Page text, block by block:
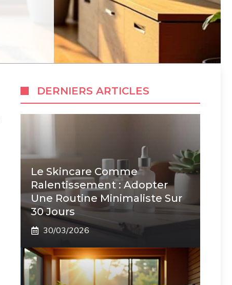
DERNIERS ARTICLES
Le Skincare Comme
Ralentissement : Adopter
Une Routine Minimaliste Sur
30 Jours
30/03/2026